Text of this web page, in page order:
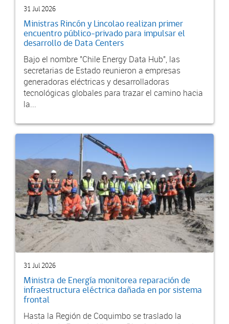
31 Jul 2026
Ministras Rincón y Lincolao realizan primer
encuentro público-privado para impulsar el
desarrollo de Data Centers
Bajo el nombre "Chile Energy Data Hub", las
secretarias de Estado reunieron a empresas
generadoras eléctricas y desarrolladoras
tecnológicas globales para trazar el camino hacia
la...
31 Jul 2026
Ministra de Energía monitorea reparación de
infraestructura eléctrica dañada en por sistema
frontal
Hasta la Región de Coquimbo se traslado la